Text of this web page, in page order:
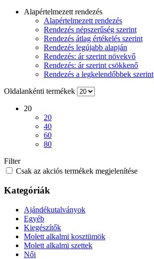
Alapértelmezett rendezés
Alapértelmezett rendezés
Rendezés népszerűség szerint
Rendezés átlag értékelés szerint
Rendezés legújabb alapján
Rendezés: ár szerint növekvő
Rendezés: ár szerint csökkenő
Rendezés a legkelendőbbek szerint
Oldalankénti termékek
20
20
40
60
80
Filter
Csak az akciós termékek megjelenítése
Kategóriák
Ajándékutalványok
Egyéb
Kiegészítők
Molett alkalmi kosztümök
Molett alkalmi szettek
Női